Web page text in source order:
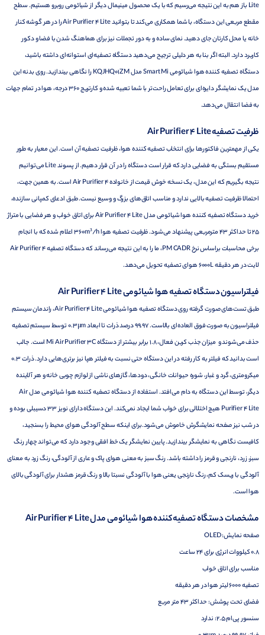
Lite باز هم به این نتیجه می‌رسیم که با یک محصول مینیمال دیگر از شیائومی روبرو هستیم. سطح
مقطع مربعی این دستگاه، با شما همکاری می‌کند تا بتوانید Air Purifier 4 Lite را در هر گوشه کنار
خانه یا محل کارتان جای دهید. نمای ساده و به دور تجملات نیز برای هماهنگ شدن با فضا و دکور
کاربرد دارد. البته اگر بنا به هر دلیلی ترجیح می‌دهید دستگاه تصفیه‌ای استوانه‌ای داشته باشید،
دستگاه تصفیه کننده هوا شیائومی Smart Mi مدل KQJHQ01ZM را نگاهی بیندازید. روی بدنه این
مدل یک نمایشگر دایره‌ای برای تعامل راحت‌تر با شما تعبیه شده و کارتریج 360 درجه، هوا در تمام جهات
به فضا انتقال می‌دهد.
ظرفیت تصفیه Air Purifier 4 Lite
یکی از مهمترین فاکتورها برای انتخاب تصفیه کننده هوا، ظرفیت تصفیه آن است. این معیار به طور
مستقیم بستگی به فضایی دارد که قرار است دستگاه را در آن قرار دهیم. از پسوند Lite می‌توانیم
نتیجه بگیریم که این مدل، یک نسخه خوش قیمت از خانواده Air Purifier 4 است. به همین جهت،
احتمالا ظرفیت تصفیه بالایی ندارد و مناسب اتاق‌های بزرگ و وسیع نیست. طبق ادعای کمپانی سازنده،
خرید دستگاه تصفیه کننده هوا شیائومی مدل Air Purifier 4 Lite برای اتاق خواب و هر فضایی با متراژ
25 تا حداکثر 43 مترمربعی پیشنهاد می‌شود. ظرفیت تصفیه هوا 360m³/h اعلام شده که با انجام
برخی محاسبات براساس نرخ PM CADR، ما را به این نتیجه می‌رساند که دستگاه تصفیه Air Purifier 4
لایت در هر دقیقه 6000L هوای تصفیه تحویل می‌دهد.
فیلتراسیون دستگاه تصفیه هوا شیائومی Air Purifier 4 Lite
طبق تست‌های صورت گرفته روی دستگاه تصفیه هوا شیائومی Air Purifier 4 Lite، راندمان سیستم
فیلتراسیون به صورت فوق العاده‌ای بالاست. 99.97 درصد ذرات تا ابعاد 0.3μm توسط سیستم تصفیه
حذف می‌شوند و میزان جذب کربن فعال، 1.8 برابر بیشتر از دستگاه Mi Air Purifier 3C است. جالب
است بدانید که فیلتر به کار رفته در این دستگاه حتی نسبت به فیلتر هپا نیز برتری‌هایی دارد. ذرات 0.3
میکرومتری، گرد و غبار، شوره حیوانات خانگی، دودها، گازهای ناشی از لوازم چوبی خانه و هر آلاینده
دیگر، توسط این دستگاه به دام می‌افتد. استفاده از دستگاه تصفیه کننده هوا شیائومی مدل Air
Purifier 4 Lite هیچ اختلالی برای خواب شما ایجاد نمی‌کند. این دستگاه دارای نویز 33 دسیبلی بوده و
در شب نیز صفحه نمایشگرش خاموش می‌شود.برای اینکه سطح آلودگی هوای محیط را بسنجید،
کافیست نگاهی به نمایشگر بیندازید. پایین نمایشگر یک خط افقی وجود دارد که می‌تواند چهار رنگ
سبز، زرد، نارنجی و قرمز را داشته باشد. رنگ سبز به معنی هوای پاک و عاری از آلودگی، رنگ زرد به معنای
آلودگی با ریسک کم، رنگ نارنجی یعنی هوا با آلودگی نسبتا بالا و رنگ قرمز هشدار برای آلودگی بالای
هوا است.
مشخصات دستگاه تصفیه کننده هوا شیائومی مدل Air Purifier 4 Lite
صفحه نمایش: OLED
0.8 کیلووات انرژی برای 24 ساعت
مناسب برای اتاق خواب
تصفیه 6000 لیتر هوا در هر دقیقه
فضای تحت پوشش: حداکثر 43 متر مربع
سنسور پی‌ام 2.5: ندارد